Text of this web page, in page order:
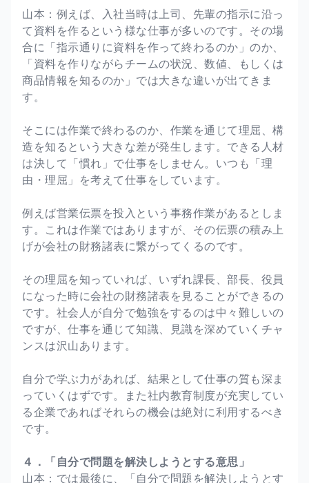
山本：例えば、入社当時は上司、先輩の指示に沿っ
て資料を作るという様な仕事が多いのです。その場
合に「指示通りに資料を作って終わるのか」のか、
「資料を作りながらチームの状況、数値、もしくは
商品情報を知るのか」では大きな違いが出てきま
す。
そこには作業で終わるのか、作業を通じて理屈、構
造を知るという大きな差が発生します。できる人材
は決して「慣れ」で仕事をしません。いつも「理
由・理屈」を考えて仕事をしています。
例えば営業伝票を投入という事務作業があるとしま
す。これは作業ではありますが、その伝票の積み上
げが会社の財務諸表に繋がってくるのです。
その理屈を知っていれば、いずれ課長、部長、役員
になった時に会社の財務諸表を見ることができるの
です。社会人が自分で勉強をするのは中々難しいの
ですが、仕事を通じて知識、見識を深めていくチャ
ンスは沢山あります。
自分で学ぶ力があれば、結果として仕事の質も深ま
っていくはずです。また社内教育制度が充実してい
る企業であればそれらの機会は絶対に利用するべき
です。
４．「自分で問題を解決しようとする意思」
山本：では最後に、「自分で問題を解決しようとす